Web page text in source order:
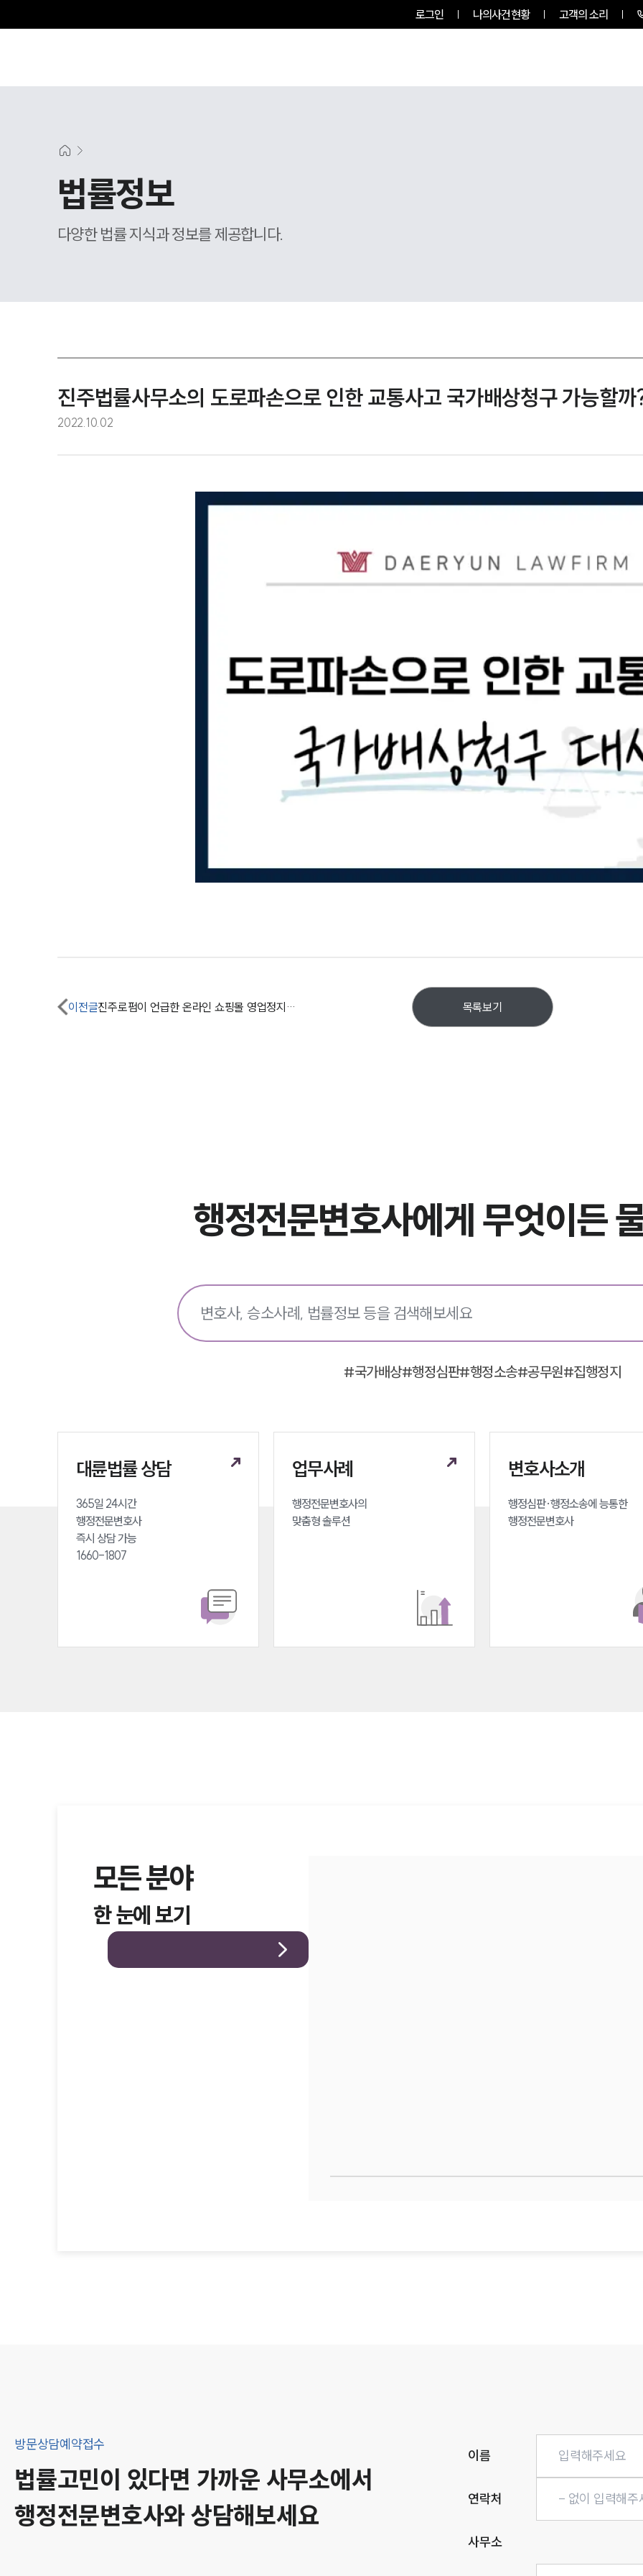
로그인 나의사건현황 고객의 소리
법률정보
다양한 법률 지식과 정보를 제공합니다.
진주법률사무소의 도로파손으로 인한 교통사고 국가배상청구 가능할까
2022.10.02
이전글 진주로펌이 언급한 온라인 쇼핑몰 영업정지명령 대상 및 구제방안은? 목록보기
행정전문변호사에게 무엇이든
#국가배상#행정심판#행정소송#공무원#집행정지
대륜법률 상담
365일 24시간
행정전문변호사
즉시 상담 가능
1660-1807
업무사례
행정전문변호사의
맞춤형 솔루션
변호사소개
행정심판·행정소송에 능통한
행정전문변호사
모든 분야
한 눈에 보기
방문상담예약접수
법률고민이 있다면 가까운 사무소에서
행정전문변호사와 상담해보세요
이름
연락처
사무소